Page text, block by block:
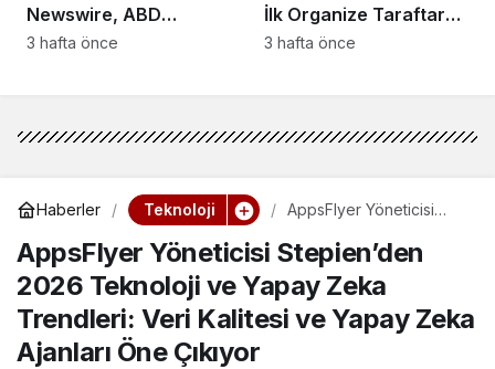
Newswire, ABD
Dağıtım Ağını ve Yapay
3 hafta önce
İlk Organize Taraftar
Tribün Ağını Kuruyor:
3 hafta önce
Haberler Teknoloji
AppsFlyer Yöneticisi
Teknoloji ve Yapay
Zeka Trendleri: Veri
Kalitesi ve Yapay Zeka
Ajanları Öne Çıkıyor
AppsFlyer Yöneticisi Stepien’den
2026 Teknoloji ve Yapay Zeka
Trendleri: Veri Kalitesi ve Yapay Zeka
Ajanları Öne Çıkıyor